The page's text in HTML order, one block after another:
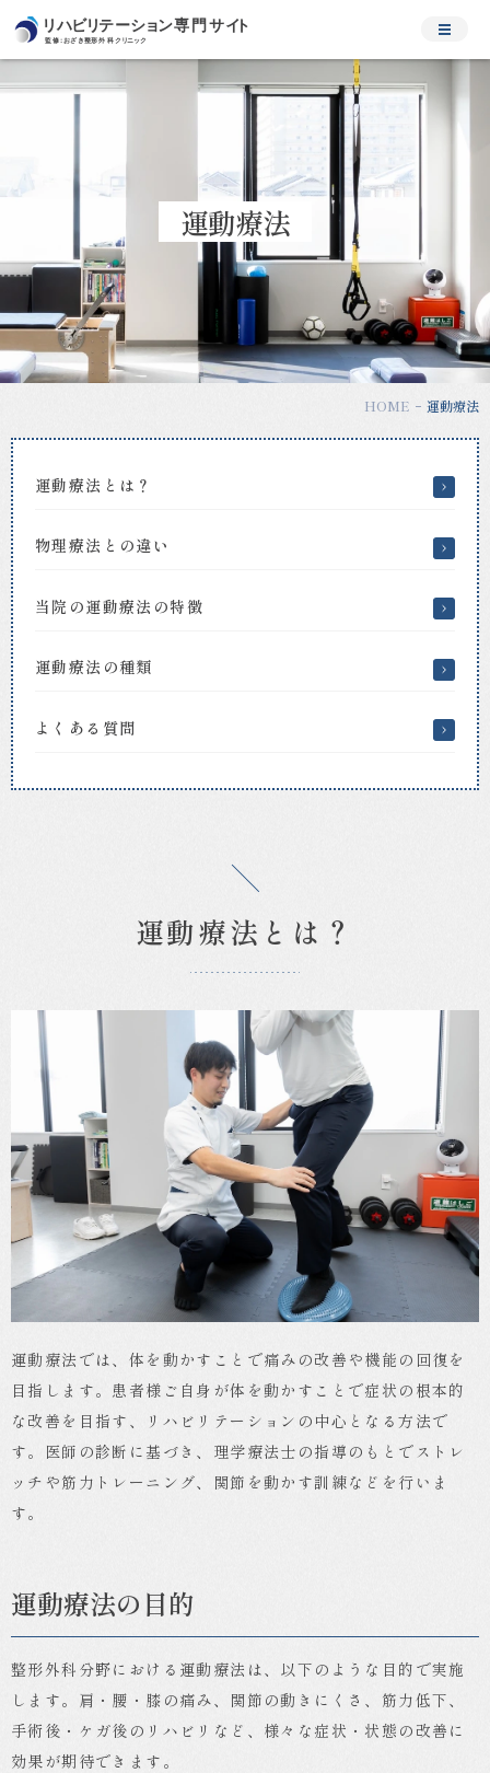
動
療
天
の
整
形
外
リ
ハ
ビ
リ
テ
ー
シ
ョ
ン
科
｜
お
ざ
き
整
形
運動療法
HOME 運動療法
運動療法とは？
物理療法との違い
当院の運動療法の特徴
運動療法の種類
よくある質問
運動療法とは？
運動療法では、体を動かすことで痛みの改善や機能の回復を
目指します。患者様ご自身が体を動かすことで症状の根本的
な改善を目指す、リハビリテーションの中心となる方法で
す。医師の診断に基づき、理学療法士の指導のもとでストレ
ッチや筋力トレーニング、関節を動かす訓練などを行いま
す。
運動療法の目的
整形外科分野における運動療法は、以下のような目的で実施
します。肩・腰・膝の痛み、関節の動きにくさ、筋力低下、
手術後・ケガ後のリハビリなど、様々な症状・状態の改善に
効果が期待できます。